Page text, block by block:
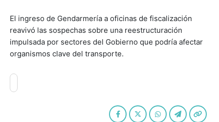
El ingreso de Gendarmería a oficinas de fiscalización
reavivó las sospechas sobre una reestructuración
impulsada por sectores del Gobierno que podría afectar
organismos clave del transporte.